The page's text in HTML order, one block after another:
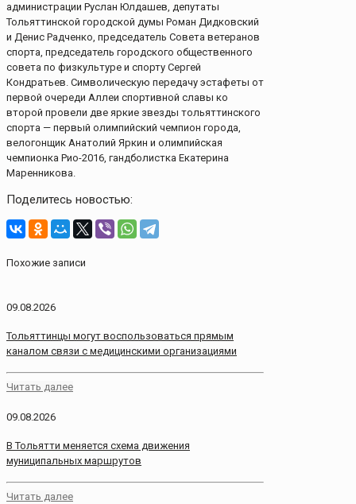
администрации Руслан Юлдашев, депутаты
Тольяттинской городской думы Роман Дидковский
и Денис Радченко, председатель Совета ветеранов
спорта, председатель городского общественного
совета по физкультуре и спорту Сергей
Кондратьев. Cимволическую передачу эстафеты от
первой очереди Аллеи спортивной славы ко
второй провели две яркие звезды тольяттинского
спорта — первый олимпийский чемпион города,
велогонщик Анатолий Яркин и олимпийская
чемпионка Рио-2016, гандболистка Екатерина
Маренникова.
Поделитесь новостью:
Похожие записи
09.08.2026
Тольяттинцы могут воспользоваться прямым
каналом связи с медицинскими организациями
Читать далее
09.08.2026
В Тольятти меняется схема движения
муниципальных маршрутов
Читать далее